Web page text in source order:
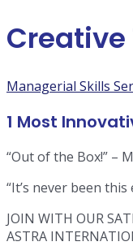
Creative
Managerial Skills
1 Most
“Out of the Box!” –
“It’s never been
JOIN WITH OUR
ASTRA